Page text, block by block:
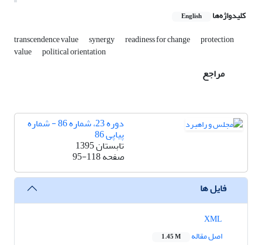
کلیدواژه‌ها English
transcendence value synergy readiness for change protection
value political orientation
مراجع
دوره 23، شماره 86 - شماره
پیاپی 86
تابستان 1395
صفحه95-118
فایل ها
اصل مقاله
1.45 M